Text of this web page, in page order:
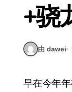
+骁
由 dawei
早在今年年初的realme GT发布会上，realme 就表示今年继续推进生态的布局，推出更多生态产